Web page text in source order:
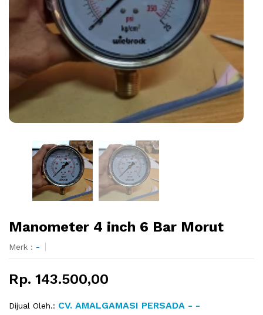
Manometer 4 inch 6 Bar Morut
Merk : -
Rp. 143.500,00
Dijual Oleh.: CV. AMALGAMASI PERSADA - -